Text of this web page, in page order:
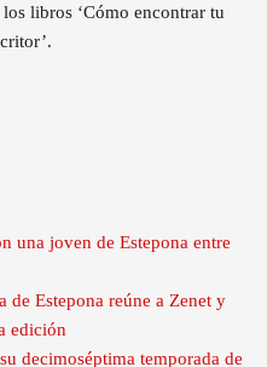
libros ‘Cómo encontrar tu
una joven de Estepona entre
Estepona reúne a Zenet y
edición
decimoséptima temporada de